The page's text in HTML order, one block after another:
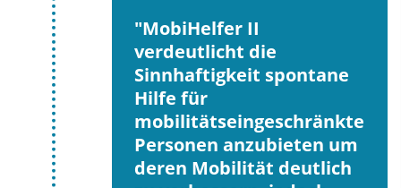
MobiHelfer II
verdeutlicht die
Sinnhaftigkeit spontane
Hilfe für
mobilitätseingeschränkte
Personen anzubieten um
deren Mobilität deutlich